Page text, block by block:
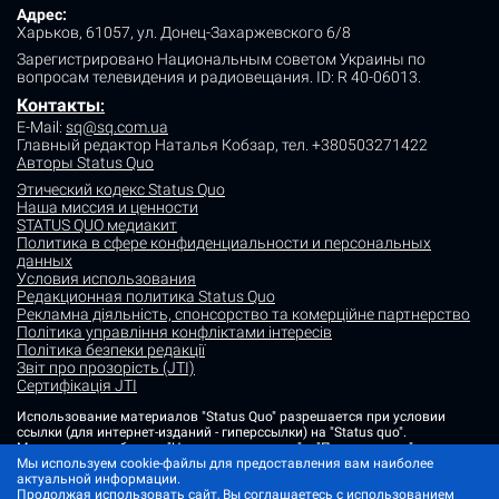
Адрес:
Харьков, 61057, ул. Донец-Захаржевского 6/8
Зарегистрировано Национальным советом Украины по
вопросам телевидения и радиовещания. ID: R 40-06013.
Контакты:
E-Mail: sq@sq.com.ua
Главный редактор Наталья Кобзар, тел. +380503271422
Авторы Status Quo
Этический кодекс Status Quo
Наша миссия и ценности
STATUS QUO медиакит
Политика в сфере конфиденциальности и персональных
данных
Условия использования
Редакционная политика Status Quo
Рекламна діяльність, спонсорство та комерційне партнерство
Політика управління конфліктами інтересів
Політика безпеки редакції
Звіт про прозорість (JTI)
Сертифікація JTI
Использование материалов "Status Quo" разрешается при условии
ссылки (для интернет-изданий - гиперссылки) на "Status quo".
Материалы в рубриках "Новости партнеров" и "Пресс-релизы"
размещаются на правах рекламы или в рамках некоммерческого
партнерства.
Мы используем cookie-файлы для предоставления вам наиболее
актуальной информации.
Продолжая использовать сайт, Вы соглашаетесь с использованием